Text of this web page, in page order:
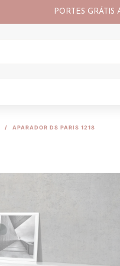
PORTES
APARADOR DS PARIS 1218